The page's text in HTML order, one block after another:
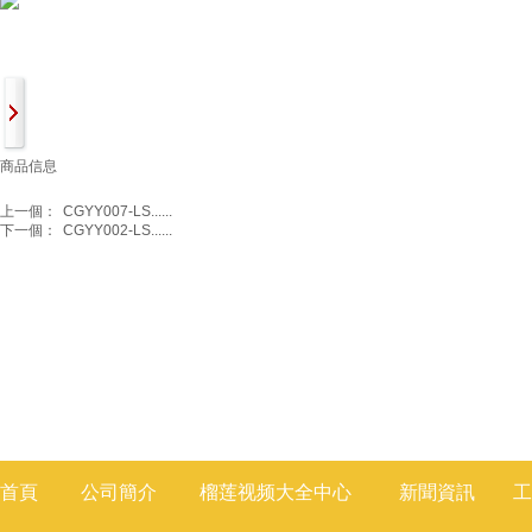
商品信息
上一個：
CGYY007-LS......
下一個：
CGYY002-LS......
首頁 公司簡介 榴莲视频大全中心 新聞資訊